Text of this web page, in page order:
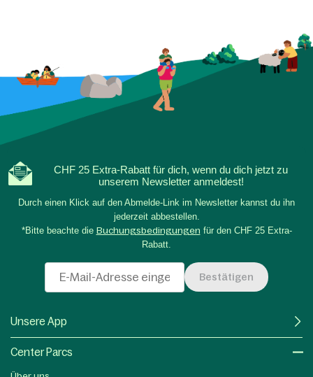
CHF 25 Extra-Rabatt für dich, wenn du dich jetzt zu
unserem Newsletter anmeldest!
Durch einen Klick auf den Abmelde-Link im Newsletter kannst du ihn
jederzeit abbestellen.
*Bitte beachte die Buchungsbedingungen für den CHF 25 Extra-
Rabatt.
Bestätigen
Unsere App
Center Parcs